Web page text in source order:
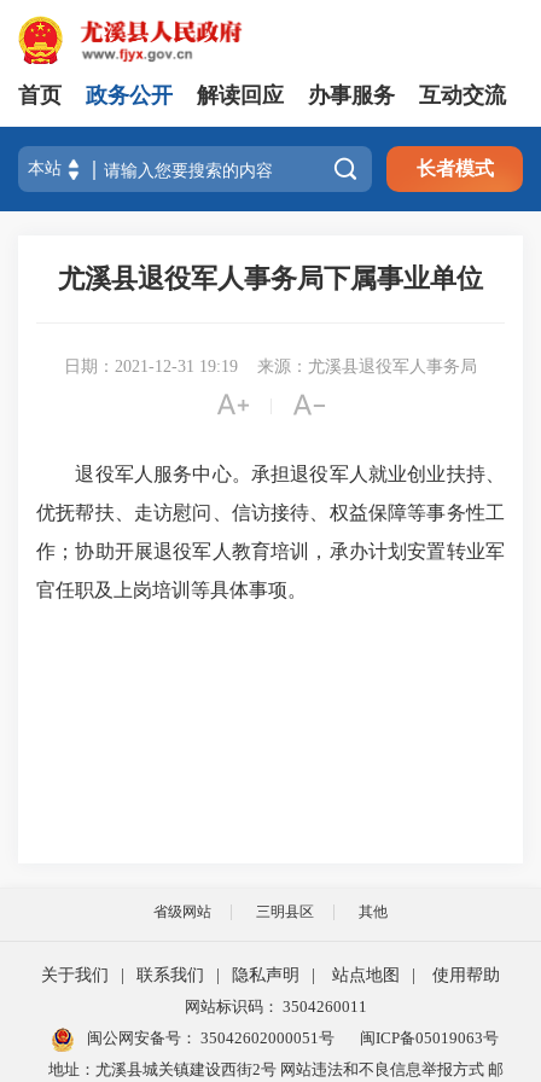
首页 政务公开 解读回应 办事服务 互动交流
 长者模式
尤溪县退役军人事务局下属事业单位
日期：2021-12-31 19:19 来源：尤溪县退役军人事务局
 
退役军人服务中心。承担退役军人就业创业扶持、
优抚帮扶、走访慰问、信访接待、权益保障等事务性工
作 ；协助开展退役军人教育培训，承办计划安置转业军
官任职及上岗培训等具体事项。
省级网站 三明县区 其他
关于我们 联系我们 隐私声明 站点地图
使用帮助
网站标识码： 3504260011
闽公网安备号： 35042602000051号
闽ICP备05019063号
地址：尤溪县城关镇建设西街2号 网站违法和不良信息举报方式 邮